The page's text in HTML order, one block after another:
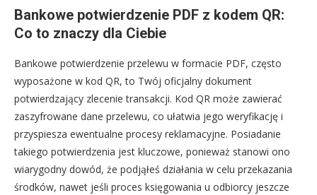
Bankowe potwierdzenie PDF z kodem QR:
Co to znaczy dla Ciebie
Bankowe potwierdzenie przelewu w formacie PDF, często
wyposażone w kod QR, to Twój oficjalny dokument
potwierdzający zlecenie transakcji. Kod QR może zawierać
zaszyfrowane dane przelewu, co ułatwia jego weryfikację i
przyspiesza ewentualne procesy reklamacyjne. Posiadanie
takiego potwierdzenia jest kluczowe, ponieważ stanowi ono
wiarygodny dowód, że podjąłeś działania w celu przekazania
środków, nawet jeśli proces księgowania u odbiorcy jeszcze